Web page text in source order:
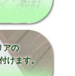
アの
けます。